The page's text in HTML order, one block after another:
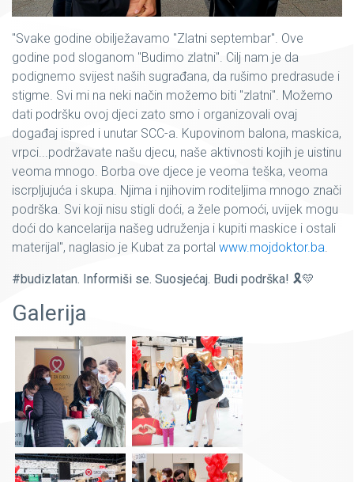
"Svake godine obilježavamo "Zlatni septembar". Ove
godine pod sloganom "Budimo zlatni". Cilj nam je da
podignemo svijest naših sugrađana, da rušimo predrasude i
stigme. Svi mi na neki način možemo biti "zlatni". Možemo
dati podršku ovoj djeci zato smo i organizovali ovaj
događaj ispred i unutar SCC-a. Kupovinom balona, maskica,
vrpci...podržavate našu djecu, naše aktivnosti kojih je uistinu
veoma mnogo. Borba ove djece je veoma teška, veoma
iscrpljujuća i skupa. Njima i njihovim roditeljima mnogo znači
podrška. Svi koji nisu stigli doći, a žele pomoći, uvijek mogu
doći do kancelarija našeg udruženja i kupiti maskice i ostali
materijal", naglasio je Kubat za portal www.mojdoktor.ba.
#budizlatan. Informiši se. Suosjećaj. Budi podrška! 🎗💛
Galerija